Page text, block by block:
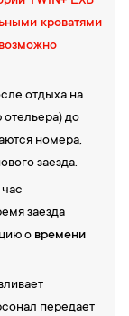
кроватями
отдыха на
до
номера,
заезда.
заезда
о времени
передает